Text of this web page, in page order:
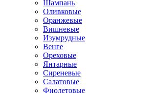
Шампань
Оливковые
Оранжевые
Вишневые
Изумрудные
Венге
Ореховые
Янтарные
Сиреневые
Салатовые
Фиолетовые